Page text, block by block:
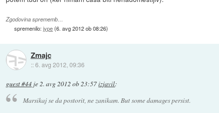
Zgodovina sprememb…
spremenilo:jype(6. avg 2012 ob 08:26)
Zmajc
::6. avg 2012, 09:36
guest #44 je2. avg 2012 ob 23:57izjavil:
Marsikaj se da postorit, ne zanikam. But some damages persist.